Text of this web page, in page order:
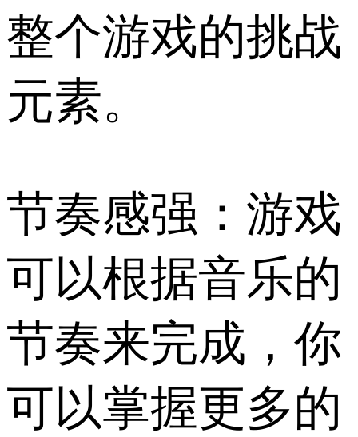
整个游戏的挑战
元素。
节奏感强：游戏
可以根据音乐的
节奏来完成，你
可以掌握更多的